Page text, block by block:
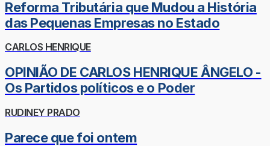
Reforma Tributária que Mudou a História
das Pequenas Empresas no Estado
CARLOS HENRIQUE
OPINIÃO DE CARLOS HENRIQUE ÂNGELO -
Os Partidos políticos e o Poder
RUDINEY PRADO
Parece que foi ontem